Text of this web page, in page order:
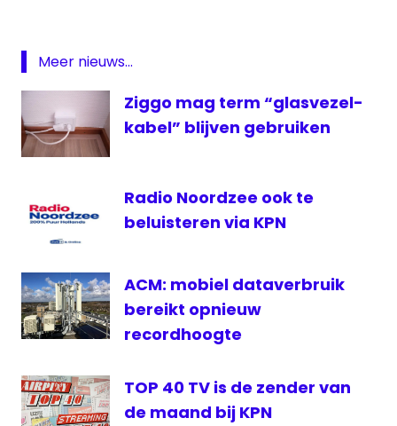
RTL
Meer nieuws...
Ziggo mag term “glasvezel-
kabel” blijven gebruiken
Radio Noordzee ook te
beluisteren via KPN
ACM: mobiel dataverbruik
bereikt opnieuw
recordhoogte
TOP 40 TV is de zender van
de maand bij KPN